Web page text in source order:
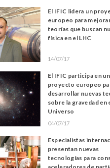
El IFIC lidera un
europeo para
teorías que buscan
física en el LHC
14/07/17
El IFIC participa en un
proyecto europeo
desarrollar nuevas
sobre la gravedad en
Universo
04/07/17
Especialistas
presentan nuevas
tecnologías para